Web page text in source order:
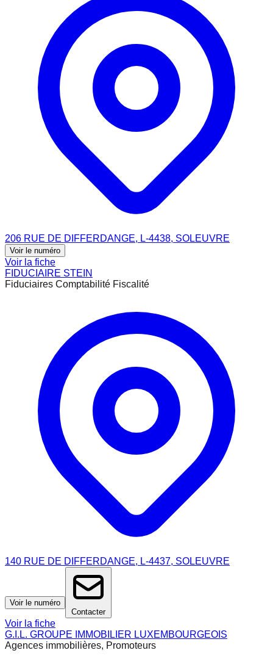
206 RUE DE DIFFERDANGE, L-4438, SOLEUVRE
Voir le numéro
Voir la fiche
FIDUCIAIRE STEIN
Fiduciaires Comptabilité Fiscalité
140 RUE DE DIFFERDANGE, L-4437, SOLEUVRE
Voir le numéro
Contacter
Voir la fiche
G.I.L. GROUPE IMMOBILIER LUXEMBOURGEOIS
Agences immobilières, Promoteurs